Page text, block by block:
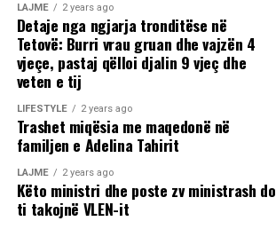
LAJME 2 years ago
Detaje nga ngjarja tronditëse në
Tetovë: Burri vrau gruan dhe vajzën 4
vjeçe, pastaj qëlloi djalin 9 vjeç dhe
veten e tij
LIFESTYLE 2 years ago
Trashet miqësia me maqedonë në
familjen e Adelina Tahirit
LAJME 2 years ago
Këto ministri dhe poste zv ministrash do
ti takojnë VLEN-it